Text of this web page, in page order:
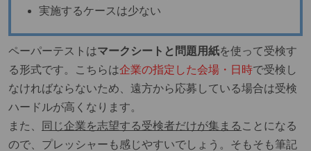
実施するケースは少ない
ペーパーテストはマークシートと問題用紙を使って受検す
る形式です。こちらは企業の指定した会場・日時で受検し
なければならないため、遠方から応募している場合は受検
ハードルが高くなります。
また、
同じ企業を志望する受検者だけが集まる ことになる
ので、プレッシャーも感じやすいでしょう。そもそも筆記